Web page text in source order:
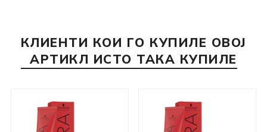
КЛИЕНТИ КОИ ГО КУПИЛЕ ОВОЈ
АРТИКЛ ИСТО ТАКА КУПИЛЕ